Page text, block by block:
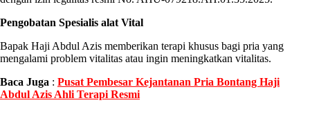
Pengobatan Spesialis alat Vital
Bapak Haji Abdul Azis memberikan terapi khusus bagi pria yang
mengalami problem vitalitas atau ingin meningkatkan vitalitas.
Baca Juga : Pusat Pembesar Kejantanan Pria Bontang Haji
Abdul Azis Ahli Terapi Resmi